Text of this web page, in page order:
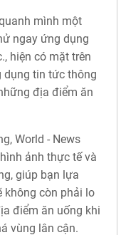
mình một
ngay ứng dụng
hiện có mặt trên
dụng tin tức thông
địa điểm ăn
World - News
ảnh thực tế và
giúp bạn lựa
không còn phải lo
điểm ăn uống khi
vùng lân cận.